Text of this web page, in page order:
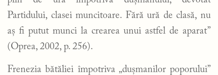
Partidului, clasei muncitoare. Fără ură de clasă, nu
aş fi putut munci la crearea unui astfel de aparat”
(Oprea, 2002, p. 256).
Frenezia bătăliei împotriva „duşmanilor poporului”